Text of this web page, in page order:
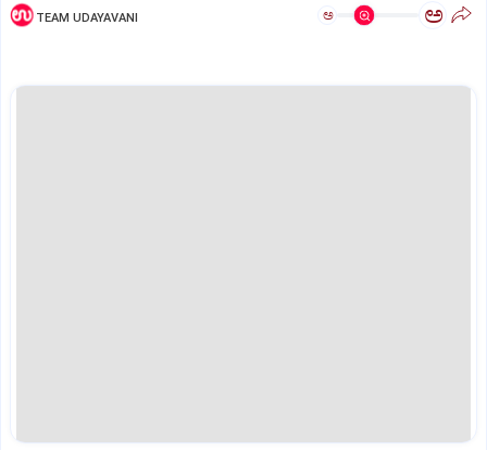
TEAM UDAYAVANI ಅ ಅ